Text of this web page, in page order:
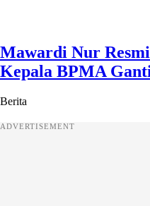
Mawardi Nur
Kepala BPMA
Berita
ADVERTISEMENT